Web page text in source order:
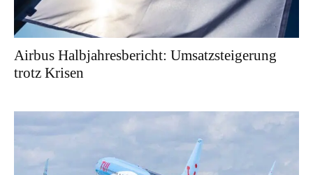
Airbus Halbjahresbericht: Umsatzsteigerung
trotz Krisen